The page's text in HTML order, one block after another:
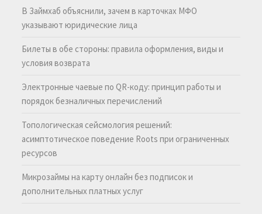
В Займхаб объяснили, зачем в карточках МФО
указывают юридические лица
Билеты в обе стороны: правила оформления, виды и
условия возврата
Электронные чаевые по QR-коду: принцип работы и
порядок безналичных перечислений
Топологическая сейсмология решений:
асимптотическое поведение Roots при ограниченных
ресурсов
Микрозаймы на карту онлайн без подписок и
дополнительных платных услуг